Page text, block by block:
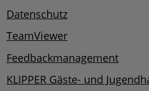
Datenschutz
TeamViewer
Feedbackmanagement
KLIPPER Gäste- und